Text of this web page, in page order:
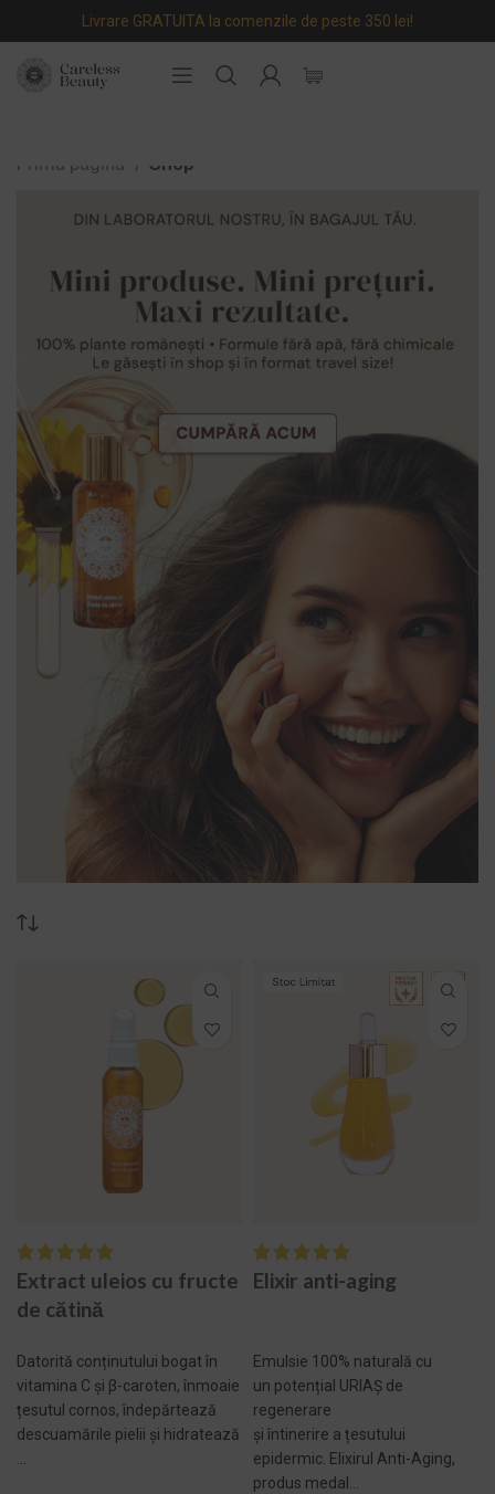
Livrare GRATUITA la comenzile de peste 350 lei!
Prima pagină Shop
Extract uleios cu fructe
de cătină
Datorită conținutului bogat în
vitamina C și β-caroten, înmoaie
țesutul cornos, îndepărtează
descuamările pielii și hidratează
Elixir anti-aging
Emulsie 100% naturală cu
un potențial URIAȘ de
regenerare
și întinerire a țesutului
epidermic. Elixirul Anti-Aging,
produs medal...